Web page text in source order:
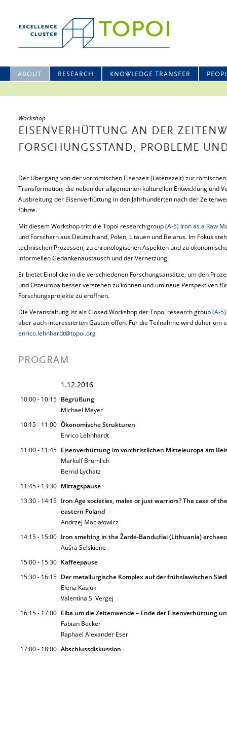
ABOUT RESEARCH KNOWLEDGE TRANSFER
Workshop
EISENVERHÜTTUNG AN DER
FORSCHUNGSSTAND, PROBLEME
Der Übergang von der vorrömischen Eisenzeit (Latènezeit) zur
Transformation, die neben der allgemeinen kulturellen Entwicklung und
Ausbreitung der Eisenverhüttung in den Jahrhunderten nach der
führte.
Mit diesem Workshop tritt die Topoi research group(A-5) Iron as a Raw
und Forschern aus Deutschland, Polen, Litauen und Belarus. Im Fokus
technischen Prozessen, zu chronologischen Aspekten und zu
informellen Gedankenaustausch und der Vernetzung.
Er bietet Einblicke in die verschiedenen Forschungsansätze, um den
und Osteuropa besser verstehen zu können und um neue Perspektiven
Forschungsprojekte zu eröffnen.
Die Veranstaltung ist als Closed Workshop der Topoi research group(A-
aber auch interessierten Gästen offen. Für die Teilnahme wird daher um
enrico.lehnhardt@topoi.org
PROGRAM
1.12.2016
10:00 - 10:15 Begrüßung
Michael Meyer
10:15 - 11:00 Ökonomische Strukturen
Enrico Lehnhardt
11:00 - 11:45 Eisenverhüttung im vorchristlichen Mitteleuropa am
Markolf Brumlich
Bernd Lychatz
11:45 - 13:30 Mittagspause
13:30 - 14:15 Iron Age societies, males or just warriors? The case of
eastern Poland
Andrzej Maciałowicz
14:15 - 15:00 Iron smelting in the Žardė-Bandužiai (Lithuania)
Aušra Selskienė
15:00 - 15:30 Kaffeepause
15:30 - 16:15 Der metallurgische Komplex auf der frühslawischen
Elena Kasjuk
Valentina S. Vergej
16:15 - 17:00 Elba um die Zeitenwende – Ende der Eisenverhüttung
Fabian Becker
Raphael Alexander Eser
17:00 - 18:00 Abschlussdiskussion